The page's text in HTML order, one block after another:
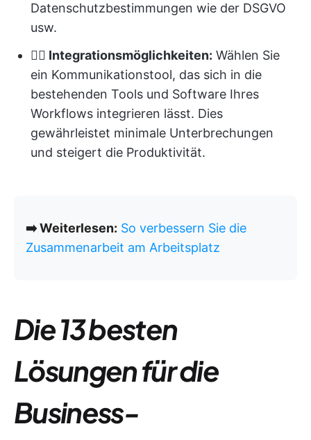
Datenschutzbestimmungen wie der DSGVO
usw.
👉🏻 Integrationsmöglichkeiten: Wählen Sie
ein Kommunikationstool, das sich in die
bestehenden Tools und Software Ihres
Workflows integrieren lässt. Dies
gewährleistet minimale Unterbrechungen
und steigert die Produktivität.
➡️ Weiterlesen: So verbessern Sie die
Zusammenarbeit am Arbeitsplatz
Die 13 besten
Lösungen für die
Business-